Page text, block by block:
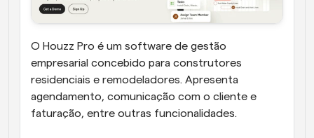
O Houzz Pro é um software de gestão
empresarial concebido para construtores
residenciais e remodeladores. Apresenta
agendamento, comunicação com o cliente e
faturação, entre outras funcionalidades.